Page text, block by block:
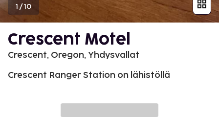
1 /10
Crescent Motel
Crescent, Oregon, Yhdysvallat
Crescent Ranger Station on lähistöllä